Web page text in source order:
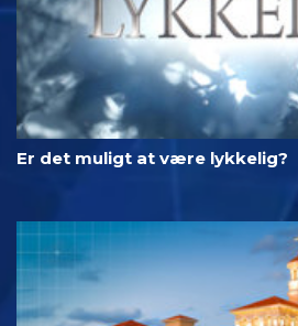
Er det muligt at være lykkelig?